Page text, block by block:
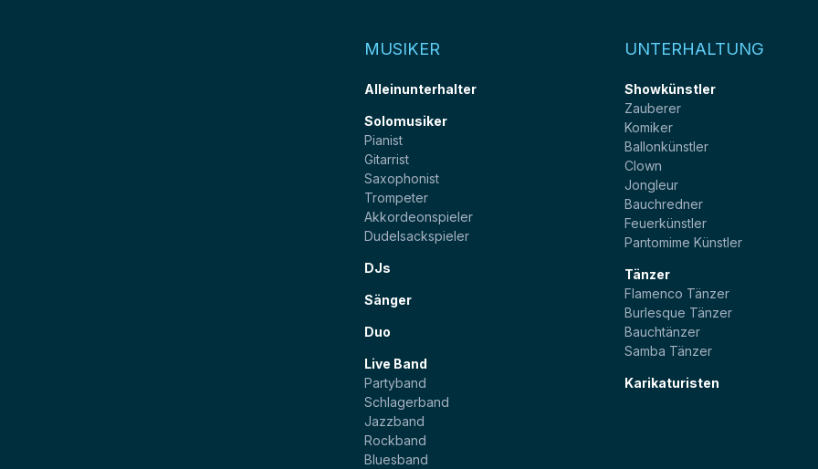
MUSIKER
Alleinunterhalter
Solomusiker
Pianist
Gitarrist
Saxophonist
Trompeter
Akkordeonspieler
Dudelsackspieler
DJs
Sänger
Duo
Live Band
Partyband
Schlagerband
Jazzband
Rockband
Bluesband
UNTERHALTUNG
Showkünstler
Zauberer
Komiker
Ballonkünstler
Clown
Jongleur
Bauchredner
Feuerkünstler
Pantomime Künstler
Tänzer
Flamenco Tänzer
Burlesque Tänzer
Bauchtänzer
Samba Tänzer
Karikaturisten